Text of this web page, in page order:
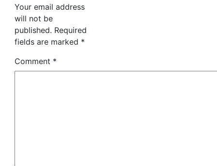
Your email address
will not be
published. Required
fields are marked *
Comment *